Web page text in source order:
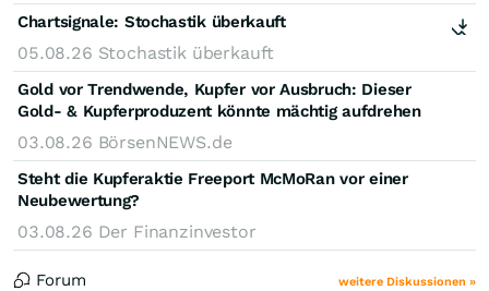
Chartsignale: Stochastik überkauft
05.08.26 Stochastik überkauft
Gold vor Trendwende, Kupfer vor Ausbruch: Dieser
Gold- & Kupferproduzent könnte mächtig aufdrehen
03.08.26 BörsenNEWS.de
Steht die Kupferaktie Freeport McMoRan vor einer
Neubewertung?
03.08.26 Der Finanzinvestor
Forum weitere Diskussionen »